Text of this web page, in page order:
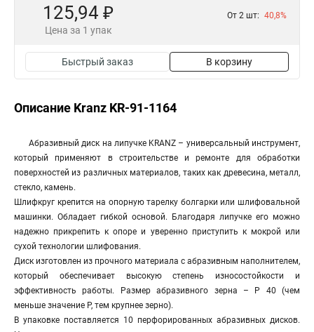
125,94 ₽
Цена за 1 упак
От 2 шт: 40,8%
Быстрый заказ В корзину
Описание Kranz KR-91-1164
Абразивный диск на липучке KRANZ – универсальный инструмент,
который применяют в строительстве и ремонте для обработки
поверхностей из различных материалов, таких как древесина, металл,
стекло, камень.
Шлифкруг крепится на опорную тарелку болгарки или шлифовальной
машинки. Обладает гибкой основой. Благодаря липучке его можно
надежно прикрепить к опоре и уверенно приступить к мокрой или
сухой технологии шлифования.
Диск изготовлен из прочного материала с абразивным наполнителем,
который обеспечивает высокую степень износостойкости и
эффективность работы. Размер абразивного зерна – Р 40 (чем
меньше значение Р, тем крупнее зерно).
В упаковке поставляется 10 перфорированных абразивных дисков.